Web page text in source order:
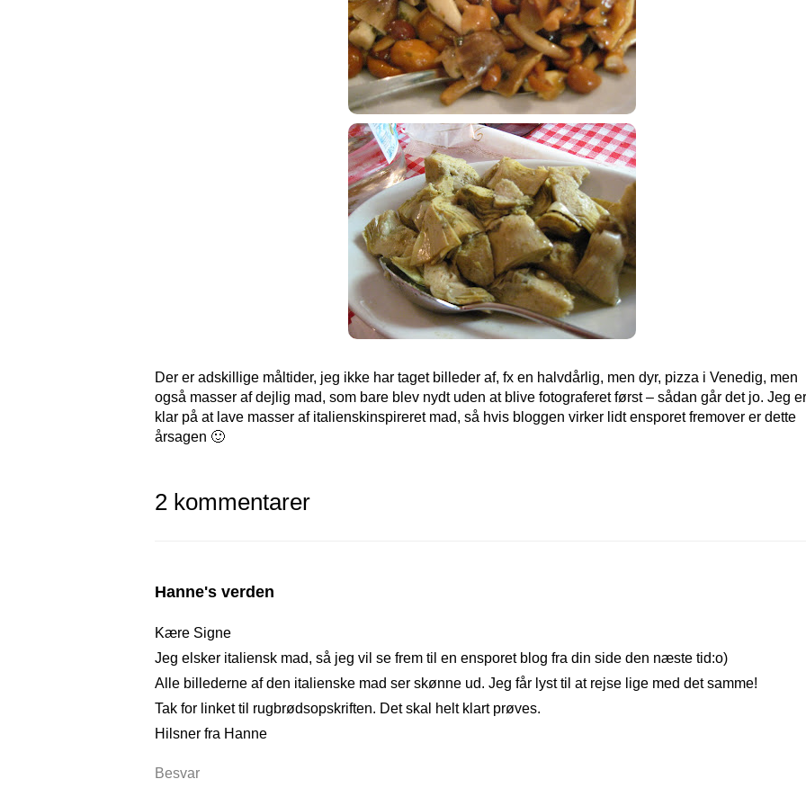
Der er adskillige måltider, jeg ikke har taget billeder af, fx en halvdårlig, men dyr, pizza i Venedig, men
også masser af dejlig mad, som bare blev nydt uden at blive fotograferet først – sådan går det jo. Jeg
klar på at lave masser af italienskinspireret mad, så hvis bloggen virker lidt ensporet fremover er dette
årsagen 🙂
2 kommentarer
Hanne's verden
Kære Signe
Jeg elsker italiensk mad, så jeg vil se frem til en ensporet blog fra din side den næste tid:o)
Alle billederne af den italienske mad ser skønne ud. Jeg får lyst til at rejse lige med det samme!
Tak for linket til rugbrødsopskriften. Det skal helt klart prøves.
Hilsner fra Hanne
Besvar